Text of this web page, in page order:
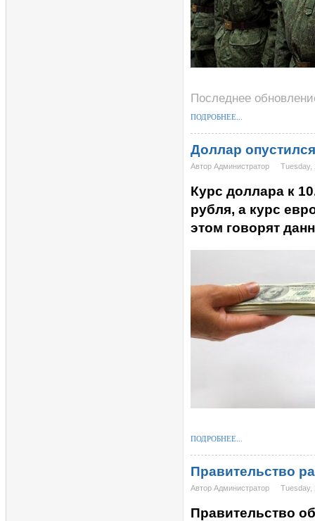
Последнее
ПОДРОБНЕЕ...
Доллар
Автор Администратор Tuesday,
Курс доллара к
рубля, а курс
этом говорят
ПОДРОБНЕЕ...
Правительство
Автор Администратор Tuesday,
Правительство